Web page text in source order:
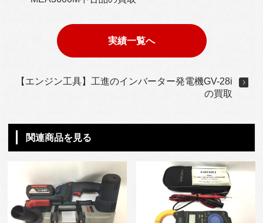
実績一覧へ
【エンジン工具】工進のインバーター発電機GV-28i
の買取
関連商品を見る